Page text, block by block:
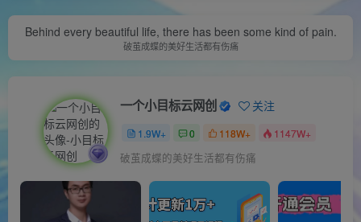
Behind every beautiful life, there has been some kind of pain.
破茧成蝶的美好生活都有伤痛
一个小目标云网创 关注
1.9W+ 0 118W+ 1147W+
破茧成蝶的美好生活都有伤痛